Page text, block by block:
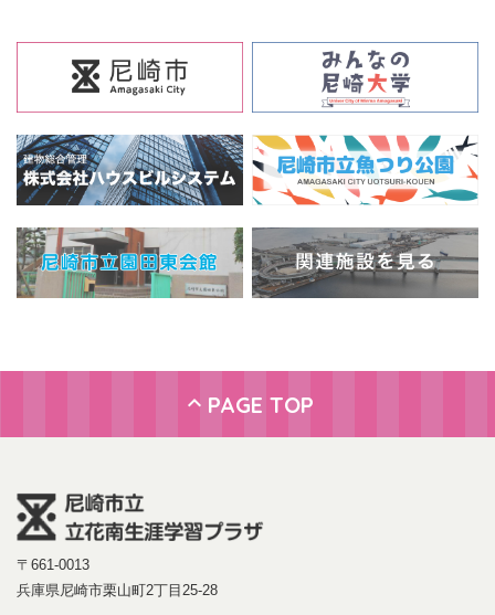
PAGE TOP
〒661-0013
兵庫県尼崎市栗山町2丁目25-28